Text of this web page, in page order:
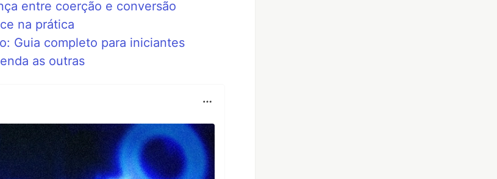
entre coerção e conversão
na prática
Guia completo para iniciantes
as outras